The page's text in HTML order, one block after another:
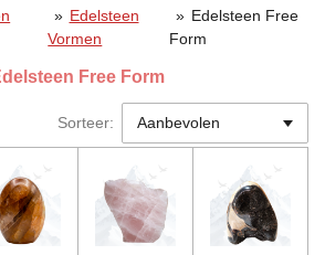
» Edelsteen
Vormen
» Edelsteen Free
Form
Free Form
Sorteer: